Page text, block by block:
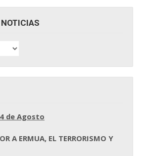
de Agosto
A ERMUA, EL TERRORISMO Y